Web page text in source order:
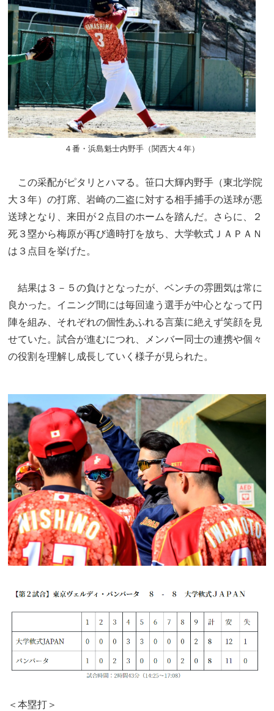
４番・浜島魁士内野手（関西大４年）
この采配がピタリとハマる。笹口大輝内野手（東北学院
大３年）の打席、岩崎の二盗に対する相手捕手の送球が悪
送球となり、来田が２点目のホームを踏んだ。さらに、２
死３塁から梅原が再び適時打を放ち、大学軟式ＪＡＰＡＮ
は３点目を挙げた。
結果は３－５の負けとなったが、ベンチの雰囲気は常に
良かった。イニング間には毎回違う選手が中心となって円
陣を組み、それぞれの個性あふれる言葉に絶えず笑顔を見
せていた。試合が進むにつれ、メンバー同士の連携や個々
の役割を理解し成長していく様子が見られた。
＜本塁打＞